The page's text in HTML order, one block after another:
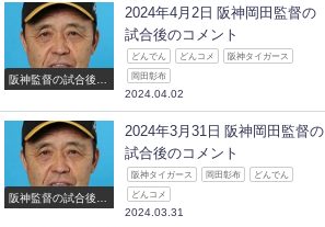
阪神監督の試合後の
2024年4月2日 阪神岡田監督の
試合後のコメント
どんでん どんコメ 阪神タイガース
岡田彰布
2024.04.02
阪神監督の試合後の
2024年3月31日 阪神岡田監督の
試合後のコメント
阪神タイガース 岡田彰布 どんでん
どんコメ
2024.03.31